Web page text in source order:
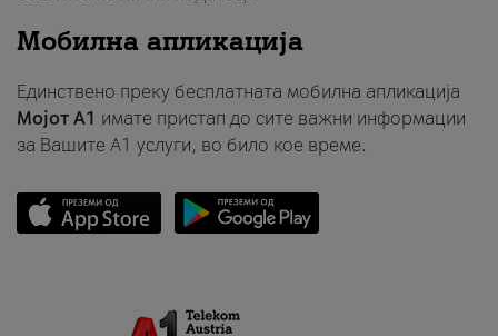
Мобилна апликација
Единствено преку бесплатната мобилна апликација
Мојот A1 имате пристап до сите важни информации
за Вашите A1 услуги, во било кое време.